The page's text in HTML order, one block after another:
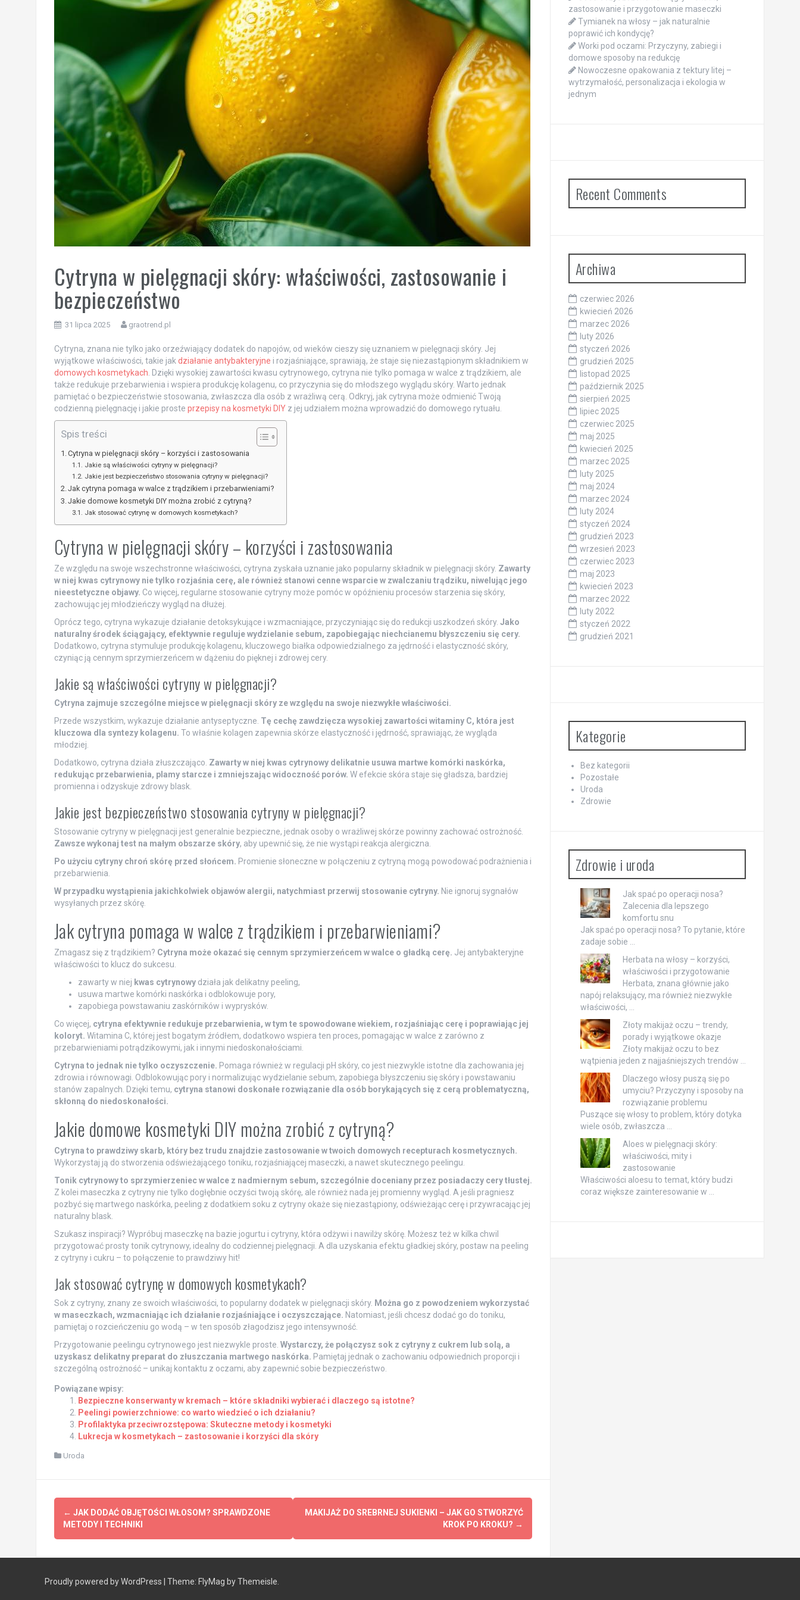
Cytryna w pielęgnacji skóry: właściwości, zastosowanie i
bezpieczeństwo
31 lipca 2025 graotrend.pl
Cytryna, znana nie tylko jako orzeźwiający dodatek do napojów, od wieków cieszy się uznaniem w pielęgnacji skóry. Jej
wyjątkowe właściwości, takie jak działanie antybakteryjne i rozjaśniające, sprawiają, że staje się niezastąpionym składnikiem w
domowych kosmetykach . Dzięki wysokiej zawartości kwasu cytrynowego, cytryna nie tylko pomaga w walce z trądzikiem, ale
także redukuje przebarwienia i wspiera produkcję kolagenu, co przyczynia się do młodszego wyglądu skóry. Warto jednak
pamiętać o bezpieczeństwie stosowania, zwłaszcza dla osób z wrażliwą cerą. Odkryj, jak cytryna może odmienić Twoją
codzienną pielęgnację i jakie proste przepisy na kosmetyki DIYz jej udziałem można wprowadzić do domowego rytuału.
Spis treści
Cytryna w pielęgnacji skóry – korzyści i zastosowania
Jakie są właściwości cytryny w pielęgnacji?
Jakie jest bezpieczeństwo stosowania cytryny w pielęgnacji?
Jak cytryna pomaga w walce z trądzikiem i przebarwieniami?
Jakie domowe kosmetyki DIY można zrobić z cytryną?
Jak stosować cytrynę w domowych kosmetykach?
Cytryna w pielęgnacji skóry – korzyści i zastosowania
Ze względu na swoje wszechstronne właściwości, cytryna zyskała uznanie jako popularny składnik w pielęgnacji skóry. Zawarty
w niej kwas cytrynowy nie tylko rozjaśnia cerę, ale również stanowi cenne wsparcie w zwalczaniu trądziku, niwelując jego
nieestetyczne objawy. Co więcej, regularne stosowanie cytryny może pomóc w opóźnieniu procesów starzenia się skóry,
zachowując jej młodzieńczy wygląd na dłużej.
Oprócz tego, cytryna wykazuje działanie detoksykujące i wzmacniające, przyczyniając się do redukcji uszkodzeń skóry. Jako
naturalny środek ściągający, efektywnie reguluje wydzielanie sebum, zapobiegając niechcianemu błyszczeniu się cery.
Dodatkowo, cytryna stymuluje produkcję kolagenu, kluczowego białka odpowiedzialnego za jędrność i elastyczność skóry,
czyniąc ją cennym sprzymierzeńcem w dążeniu do pięknej i zdrowej cery.
Jakie są właściwości cytryny w pielęgnacji?
Cytryna zajmuje szczególne miejsce w pielęgnacji skóry ze względu na swoje niezwykłe właściwości.
Przede wszystkim, wykazuje działanie antyseptyczne. Tę cechę zawdzięcza wysokiej zawartości witaminy C, która jest
kluczowa dla syntezy kolagenu. To właśnie kolagen zapewnia skórze elastyczność i jędrność, sprawiając, że wygląda
młodziej.
Dodatkowo, cytryna działa złuszczająco. Zawarty w niej kwas cytrynowy delikatnie usuwa martwe komórki naskórka,
redukując przebarwienia, plamy starcze i zmniejszając widoczność porów. W efekcie skóra staje się gładsza, bardziej
promienna i odzyskuje zdrowy blask.
Jakie jest bezpieczeństwo stosowania cytryny w pielęgnacji?
Stosowanie cytryny w pielęgnacji jest generalnie bezpieczne, jednak osoby o wrażliwej skórze powinny zachować ostrożność.
Zawsze wykonaj test na małym obszarze skóry, aby upewnić się, że nie wystąpi reakcja alergiczna.
Po użyciu cytryny chroń skórę przed słońcem. Promienie słoneczne w połączeniu z cytryną mogą powodować podrażnienia i
przebarwienia.
W przypadku wystąpienia jakichkolwiek objawów alergii, natychmiast przerwij stosowanie cytryny. Nie ignoruj sygnałów
wysyłanych przez skórę.
Jak cytryna pomaga w walce z trądzikiem i przebarwieniami?
Zmagasz się z trądzikiem? Cytryna może okazać się cennym sprzymierzeńcem w walce o gładką cerę. Jej antybakteryjne
właściwości to klucz do sukcesu.
zawarty w niej kwas cytrynowydziała jak delikatny peeling,
usuwa martwe komórki naskórka i odblokowuje pory,
zapobiega powstawaniu zaskórników i wyprysków.
Co więcej, cytryna efektywnie redukuje przebarwienia, w tym te spowodowane wiekiem, rozjaśniając cerę i poprawiając jej
koloryt. Witamina C, której jest bogatym źródłem, dodatkowo wspiera ten proces, pomagając w walce z zarówno z
przebarwieniami potrądzikowymi, jak i innymi niedoskonałościami.
Cytryna to jednak nie tylko oczyszczenie. Pomaga również w regulacji pH skóry, co jest niezwykle istotne dla zachowania jej
zdrowia i równowagi. Odblokowując pory i normalizując wydzielanie sebum, zapobiega błyszczeniu się skóry i powstawaniu
stanów zapalnych. Dzięki temu, cytryna stanowi doskonałe rozwiązanie dla osób borykających się z cerą problematyczną,
skłonną do niedoskonałości.
Jakie domowe kosmetyki DIY można zrobić z cytryną?
Cytryna to prawdziwy skarb, który bez trudu znajdzie zastosowanie w twoich domowych recepturach kosmetycznych.
Wykorzystaj ją do stworzenia odświeżającego toniku, rozjaśniającej maseczki, a nawet skutecznego peelingu.
Tonik cytrynowy to sprzymierzeniec w walce z nadmiernym sebum, szczególnie doceniany przez posiadaczy cery tłustej.
Z kolei maseczka z cytryny nie tylko dogłębnie oczyści twoją skórę, ale również nada jej promienny wygląd. A jeśli pragniesz
pozbyć się martwego naskórka, peeling z dodatkiem soku z cytryny okaże się niezastąpiony, odświeżając cerę i przywracając jej
naturalny blask.
Szukasz inspiracji? Wypróbuj maseczkę na bazie jogurtu i cytryny, która odżywi i nawilży skórę. Możesz też w kilka chwil
przygotować prosty tonik cytrynowy, idealny do codziennej pielęgnacji. A dla uzyskania efektu gładkiej skóry, postaw na peeling
z cytryny i cukru – to połączenie to prawdziwy hit!
Jak stosować cytrynę w domowych kosmetykach?
Sok z cytryny, znany ze swoich właściwości, to popularny dodatek w pielęgnacji skóry. Można go z powodzeniem wykorzystać
w maseczkach, wzmacniając ich działanie rozjaśniające i oczyszczające. Natomiast, jeśli chcesz dodać go do toniku,
pamiętaj o rozcieńczeniu go wodą – w ten sposób złagodzisz jego intensywność.
Przygotowanie peelingu cytrynowego jest niezwykle proste. Wystarczy, że połączysz sok z cytryny z cukrem lub solą, a
uzyskasz delikatny preparat do złuszczania martwego naskórka. Pamiętaj jednak o zachowaniu odpowiednich proporcji i
szczególną ostrożność – unikaj kontaktu z oczami, aby zapewnić sobie bezpieczeństwo.
Powiązane wpisy:
Bezpieczne konserwanty w kremach – które składniki wybierać i dlaczego są istotne?
Peelingi powierzchniowe: co warto wiedzieć o ich działaniu?
Profilaktyka przeciwrozstępowa: Skuteczne metody i kosmetyki
Lukrecja w kosmetykach – zastosowanie i korzyści dla skóry
Uroda
Post
navigation
← JAK DODAĆ OBJĘTOŚCI WŁOSOM? SPRAWDZONE
METODY I TECHNIKI
MAKIJAŻ DO SREBRNEJ SUKIENKI – JAK GO STWORZYĆ
KROK PO KROKU? →
zastosowanie i przygotowanie maseczki
Tymianek na włosy – jak naturalnie
poprawić ich kondycję?
Worki pod oczami: Przyczyny, zabiegi i
domowe sposoby na redukcję
Nowoczesne opakowania z tektury litej –
wytrzymałość, personalizacja i ekologia w
jednym
Recent Comments
Archiwa
czerwiec 2026
kwiecień 2026
marzec 2026
luty 2026
styczeń 2026
grudzień 2025
listopad 2025
październik 2025
sierpień 2025
lipiec 2025
czerwiec 2025
maj 2025
kwiecień 2025
marzec 2025
luty 2025
maj 2024
marzec 2024
luty 2024
styczeń 2024
grudzień 2023
wrzesień 2023
czerwiec 2023
maj 2023
kwiecień 2023
marzec 2022
luty 2022
styczeń 2022
grudzień 2021
Kategorie
Bez kategorii
Pozostałe
Uroda
Zdrowie
Zdrowie i uroda
Jak spać po operacji nosa?
Zalecenia dla lepszego
komfortu snu
Jak spać po operacji nosa? To pytanie, które
zadaje sobie …
Herbata na włosy – korzyści,
właściwości i przygotowanie
Herbata, znana głównie jako
napój relaksujący, ma również niezwykłe
właściwości, …
Złoty makijaż oczu – trendy,
porady i wyjątkowe okazje
Złoty makijaż oczu to bez
wątpienia jeden z najjaśniejszych trendów …
Dlaczego włosy puszą się po
umyciu? Przyczyny i sposoby na
rozwiązanie problemu
Puszące się włosy to problem, który dotyka
wiele osób, zwłaszcza …
Aloes w pielęgnacji skóry:
właściwości, mity i
zastosowanie
Właściwości aloesu to temat, który budzi
coraz większe zainteresowanie w …
Proudly powered by WordPress | Theme: FlyMag by Themeisle.